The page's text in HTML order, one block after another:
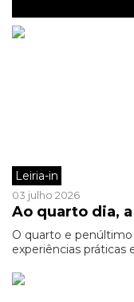
Leiria-in
03 julho 2026
Ao quarto dia,
O quarto e
experiências práticas